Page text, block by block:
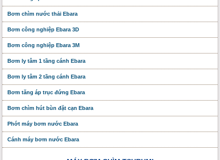
Bơm chìm nước thải Ebara
Bơm công nghiệp Ebara 3D
Bơm công nghiệp Ebara 3M
Bơm ly tâm 1 tầng cánh Ebara
Bơm ly tâm 2 tầng cánh Ebara
Bơm tăng áp trục đứng Ebara
Bơm chìm hút bùn đặt cạn Ebara
Phớt máy bơm nước Ebara
Cánh máy bơm nước Ebara